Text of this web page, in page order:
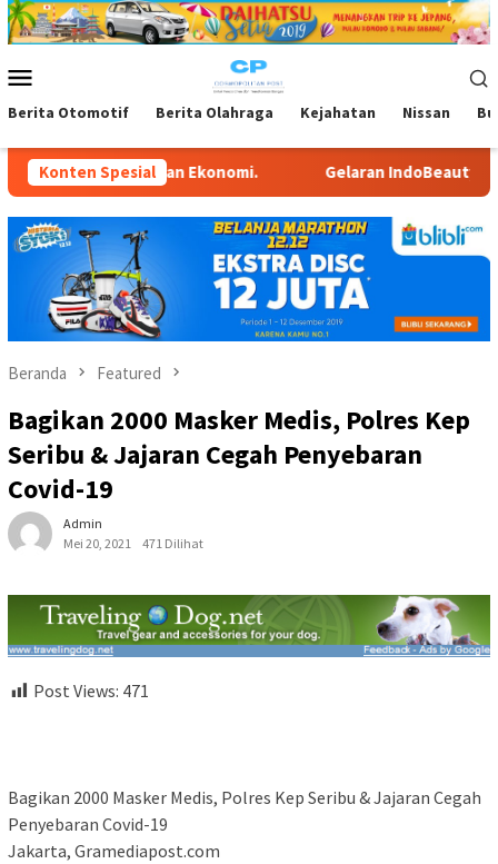
Loncat
ke
Mobile
Berita Otomotif Berita Olahraga Kejahatan Nissan
Konten Spesial
Ekonomi. Gelaran IndoBeauty Expo 2026,
Beranda Featured
Bagikan 2000 Masker Medis, Polres Kep
Seribu & Jajaran Cegah Penyebaran
Covid-19
Admin
Mei 20, 2021
471 Dilihat
Post Views: 471
Bagikan 2000 Masker Medis, Polres Kep Seribu & Jajaran Cegah
Penyebaran Covid-19
Jakarta, Gramediapost.com